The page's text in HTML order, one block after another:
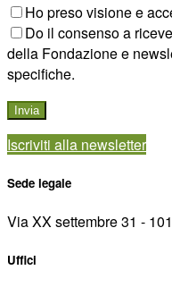
Ho preso visione e
Do il consenso a
della Fondazione e
specifiche.
Iscriviti alla newsletter
Sede legale
Via XX settembre 31 -
Uffici